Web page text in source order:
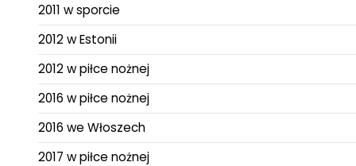
2011 w sporcie
2012 w Estonii
2012 w piłce nożnej
2016 w piłce nożnej
2016 we Włoszech
2017 w piłce nożnej